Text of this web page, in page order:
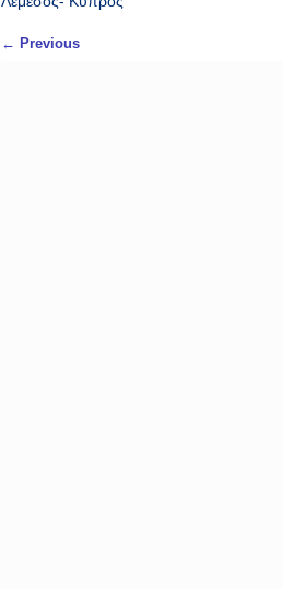
Post navigation
← Previous